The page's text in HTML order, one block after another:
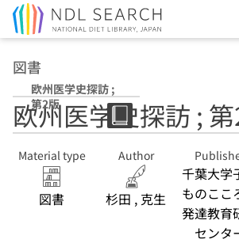
図書
欧州医学史探訪 ;
第2版
欧州医学史探訪 ;
Material type
図書
Author
杉田 , 克生
千葉大学
ものここ
発達教育
センタ